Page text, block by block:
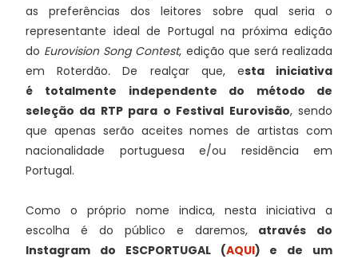
as preferências dos leitores sobre qual seria o
representante ideal de Portugal na próxima edição
do Eurovision Song Contest, edição que será realizada
em Roterdão.De realçar que, esta iniciativa
é
totalmente independente do método de
seleção da RTP para o Festival Eurovisão, sendo
que apenas serão aceites nomes de artistas com
nacionalidade portuguesa e/ou residência em
Portugal.
Como o próprio nome indica, nesta iniciativa a
escolha é do público e daremos, através do
Instagram do ESCPORTUGAL (AQUI) e de um